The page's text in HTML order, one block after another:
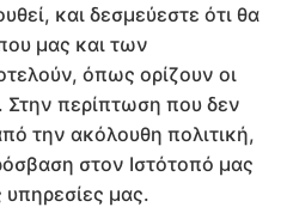
και δεσμεύεστε ότι θα
μας και των
όπως ορίζουν οι
Στην περίπτωση που δεν
την ακόλουθη πολιτική,
στον Ιστότοπό μας
υπηρεσίες μας.